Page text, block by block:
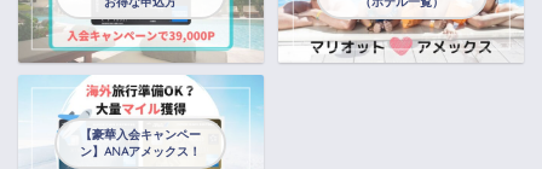
【豪華入会キャンペー
ン】ANAアメックス！